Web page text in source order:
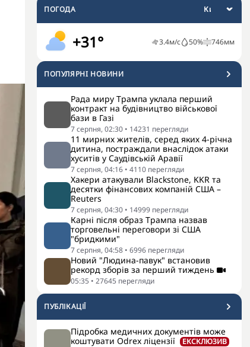
ПОГОДА
+31° 3.4м/с 50% 746мм
ПОПУЛЯРНI НОВИНИ
Рада миру Трампа уклала перший
контракт на будівництво військової
бази в Газі
7 серпня, 02:30 • 14231 перегляди
11 мирних жителів, серед яких 4-річна
дитина, постраждали внаслідок атаки
хуситів у Саудівській Аравії
7 серпня, 04:16 • 4110 перегляди
Хакери атакували Blackstone, KKR та
десятки фінансових компаній США –
Reuters
7 серпня, 04:30 • 14999 перегляди
Карні після образ Трампа назвав
торговельні переговори зі США
"бридкими"
7 серпня, 04:58 • 6996 перегляди
Новий "Людина-павук" встановив
рекорд зборів за перший тиждень
05:35 • 27645 перегляди
ПУБЛІКАЦІЇ
Підробка медичних документів може
коштувати Odrex ліцензії
ЕКСКЛЮЗИВ